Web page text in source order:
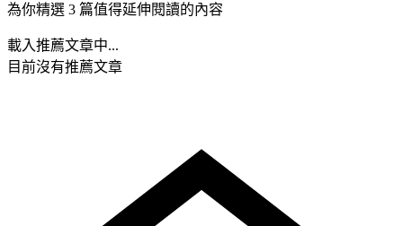
為你精選 3 篇值得延伸閱讀的內容
載入推薦文章中...
目前沒有推薦文章